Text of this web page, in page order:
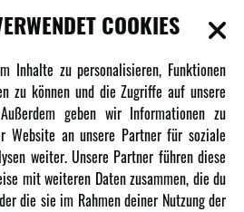
COOKIES
Inhalte zu personalisieren, Funktionen
zu können und die Zugriffe auf unsere
geben wir Informationen zu
Website an unsere Partner für soziale
weiter. Unsere Partner führen diese
mit weiteren Daten zusammen, die du
die sie im Rahmen deiner Nutzung der